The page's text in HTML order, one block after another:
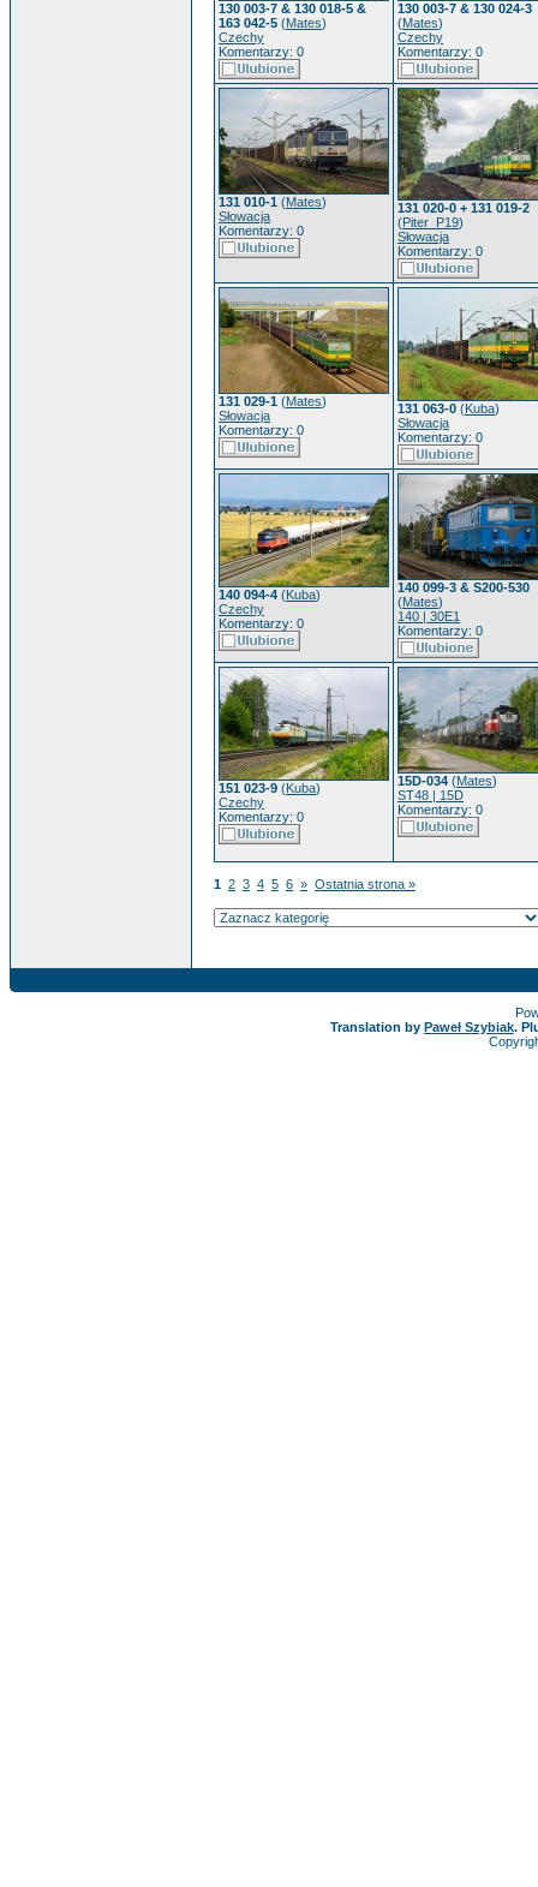
130 003-7 & 130 018-5 &
163 042-5 (Mates)
Czechy
Komentarzy: 0
130 003-7 & 130 024-3
(Mates)
Czechy
Komentarzy: 0
131 010-1 (Mates)
Słowacja
Komentarzy: 0
131 020-0 + 131 019-2
(Piter_P19)
Słowacja
Komentarzy: 0
131 029-1 (Mates)
Słowacja
Komentarzy: 0
131 063-0 (Kuba)
Słowacja
Komentarzy: 0
140 094-4 (Kuba)
Czechy
Komentarzy: 0
140 099-3 & S200-530
(Mates)
140 | 30E1
Komentarzy: 0
151 023-9 (Kuba)
Czechy
Komentarzy: 0
15D-034 (Mates)
ST48 | 15D
Komentarzy: 0
1 2 3 4 5 6 » Ostatnia strona »
Translation by Paweł Szybiak.